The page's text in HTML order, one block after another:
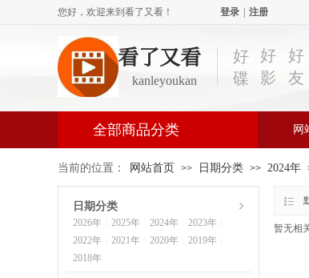
您好，欢迎来到看了又看！ 登录 注册
好
碟
好
影
好
友
看了又看
kanleyoukan
全部商品分类 网
当前的位置： 网站首页 >> 日期分类 >> 2024年
暂无相
日期分类
2026年 2025年 2024年 2023年
2022年 2021年 2020年 2019年
2018年